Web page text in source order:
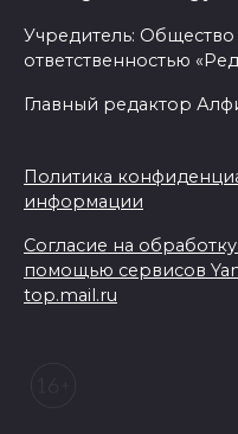
Учредитель:
ответственностью
Главный редактор
Политика
информации
Согласие на
помощью сервисов
top.mail.ru